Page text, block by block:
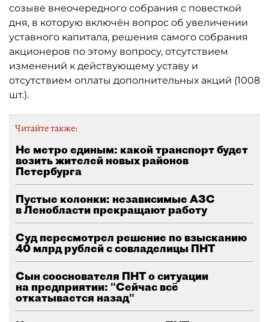
созыве внеочередного собрания с повесткой
дня, в которую включён вопрос об увеличении
уставного капитала, решения самого собрания
акционеров по этому вопросу, отсутствием
изменений к действующему уставу и
отсутствием оплаты дополнительных акций (1008
шт.).
Читайте также:
Не метро единым: какой транспорт будет
возить жителей новых районов
Петербурга
Пустые колонки: независимые АЗС
в Ленобласти прекращают работу
Суд пересмотрел решение по взысканию
40 млрд рублей с совладелицы ПНТ
Сын сооснователя ПНТ о ситуации
на предприятии: "Сейчас всё
откатывается назад"